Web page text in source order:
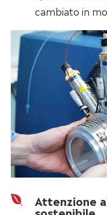
cambiato in
Attenzione
sostenibile